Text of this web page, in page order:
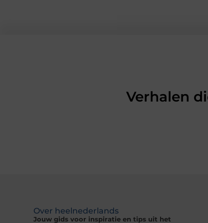
Verhalen
Over heelnederlands
Jouw gids voor inspiratie en tips uit het